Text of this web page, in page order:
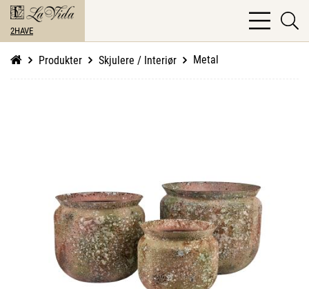
2HAVE
bars
light
Produkter Skjulere / Interiør Metal